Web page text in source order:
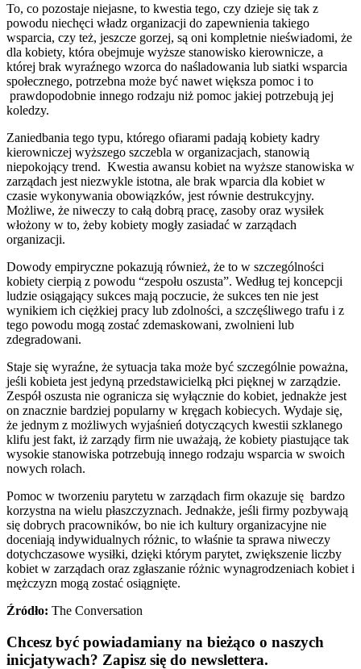
To, co pozostaje niejasne, to kwestia tego, czy dzieje się tak z
powodu niechęci władz organizacji do zapewnienia takiego
wsparcia, czy też, jeszcze gorzej, są oni kompletnie nieświadomi, że
dla kobiety, która obejmuje wyższe stanowisko kierownicze, a
której brak wyraźnego wzorca do naśladowania lub siatki wsparcia
społecznego, potrzebna może być nawet większa pomoc i to
prawdopodobnie innego rodzaju niż pomoc jakiej potrzebują jej
koledzy.
Zaniedbania tego typu, którego ofiarami padają kobiety kadry
kierowniczej wyższego szczebla w organizacjach, stanowią
niepokojący trend. Kwestia awansu kobiet na wyższe stanowiska w
zarządach jest niezwykle istotna, ale brak wparcia dla kobiet w
czasie wykonywania obowiązków, jest równie destrukcyjny.
Możliwe, że niweczy to całą dobrą pracę, zasoby oraz wysiłek
włożony w to, żeby kobiety mogły zasiadać w zarządach
organizacji.
Dowody empiryczne pokazują również, że to w szczególności
kobiety cierpią z powodu “zespołu oszusta”. Według tej koncepcji
ludzie osiągający sukces mają poczucie, że sukces ten nie jest
wynikiem ich ciężkiej pracy lub zdolności, a szczęśliwego trafu i z
tego powodu mogą zostać zdemaskowani, zwolnieni lub
zdegradowani.
Staje się wyraźne, że sytuacja taka może być szczególnie poważna,
jeśli kobieta jest jedyną przedstawicielką płci pięknej w zarządzie.
Zespół oszusta nie ogranicza się wyłącznie do kobiet, jednakże jest
on znacznie bardziej popularny w kręgach kobiecych. Wydaje się,
że jednym z możliwych wyjaśnień dotyczących kwestii szklanego
klifu jest fakt, iż zarządy firm nie uważają, że kobiety piastujące tak
wysokie stanowiska potrzebują innego rodzaju wsparcia w swoich
nowych rolach.
Pomoc w tworzeniu parytetu w zarządach firm okazuje się bardzo
korzystna na wielu płaszczyznach. Jednakże, jeśli firmy pozbywają
się dobrych pracowników, bo nie ich kultury organizacyjne nie
doceniają indywidualnych różnic, to właśnie ta sprawa niweczy
dotychczasowe wysiłki, dzięki którym parytet, zwiększenie liczby
kobiet w zarządach oraz zgłaszanie różnic wynagrodzeniach kobiet i
mężczyzn mogą zostać osiągnięte.
Źródło: The Conversation
Chcesz być powiadamiany na bieżąco o naszych
inicjatywach? Zapisz się do newslettera.